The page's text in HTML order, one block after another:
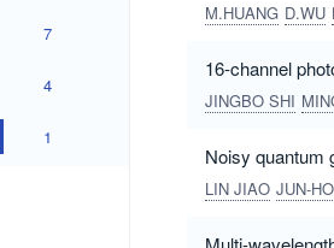
7
4
1
M.HUANG D.WU
16-channel
JINGBO SHI
Noisy quantum
LIN JIAO JUN-